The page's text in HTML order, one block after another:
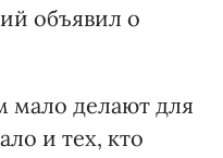
объявил о
мало делают для
и тех, кто